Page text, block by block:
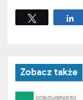
Zobacz także